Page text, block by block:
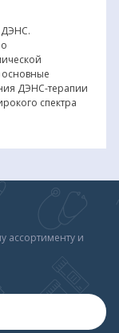
ДЭНС.
ДЭНС-терапии
спектра
ассортименту и